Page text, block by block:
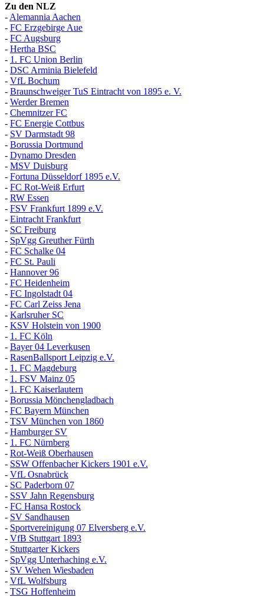
Zu den NLZ
- Alemannia Aachen
- FC Erzgebirge Aue
- FC Augsburg
- Hertha BSC
- 1. FC Union Berlin
- DSC Arminia Bielefeld
- VfL Bochum
- Braunschweiger TuS Eintracht von 1895 e. V.
- Werder Bremen
- Chemnitzer FC
- FC Energie Cottbus
- SV Darmstadt 98
- Borussia Dortmund
- Dynamo Dresden
- MSV Duisburg
- Fortuna Düsseldorf 1895 e.V.
- FC Rot-Weiß Erfurt
- RW Essen
- FSV Frankfurt 1899 e.V.
- Eintracht Frankfurt
- SC Freiburg
- SpVgg Greuther Fürth
- FC Schalke 04
- FC St. Pauli
- Hannover 96
- FC Heidenheim
- FC Ingolstadt 04
- FC Carl Zeiss Jena
- Karlsruher SC
- KSV Holstein von 1900
- 1. FC Köln
- Bayer 04 Leverkusen
- RasenBallsport Leipzig e.V.
- 1. FC Magdeburg
- 1. FSV Mainz 05
- 1. FC Kaiserlautern
- Borussia Mönchengladbach
- FC Bayern München
- TSV München von 1860
- Hamburger SV
- 1. FC Nürnberg
- Rot-Weiß Oberhausen
- SSW Offenbacher Kickers 1901 e.V.
- VfL Osnabrück
- SC Paderborn 07
- SSV Jahn Regensburg
- FC Hansa Rostock
- SV Sandhausen
- Sportvereinigung 07 Elversberg e.V.
- VfB Stuttgart 1893
- Stuttgarter Kickers
- SpVgg Unterhaching e.V.
- SV Wehen Wiesbaden
- VfL Wolfsburg
- TSG Hoffenheim